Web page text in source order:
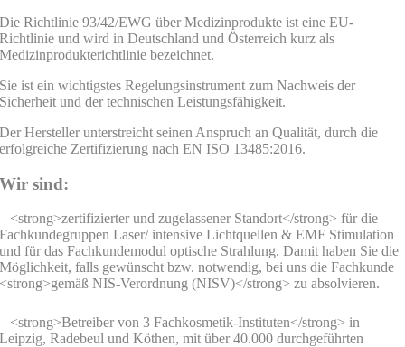
Die Richtlinie 93/42/EWG über Medizinprodukte ist eine EU-
Richtlinie und wird in Deutschland und Österreich kurz als
Medizinprodukterichtlinie bezeichnet.
Sie ist ein wichtigstes Regelungsinstrument zum Nachweis der
Sicherheit und der technischen Leistungsfähigkeit.
Der Hersteller unterstreicht seinen Anspruch an Qualität, durch die
erfolgreiche Zertifizierung nach EN ISO 13485:2016.
Wir sind:
– <strong>zertifizierter und zugelassener Standort</strong> für die
Fachkundegruppen Laser/ intensive Lichtquellen & EMF Stimulation
und für das Fachkundemodul optische Strahlung. Damit haben Sie die
Möglichkeit, falls gewünscht bzw. notwendig, bei uns die Fachkunde
<strong>gemäß NIS-Verordnung (NISV)</strong> zu absolvieren.
– <strong>Betreiber von 3 Fachkosmetik-Instituten</strong> in
Leipzig, Radebeul und Köthen, mit über 40.000 durchgeführten